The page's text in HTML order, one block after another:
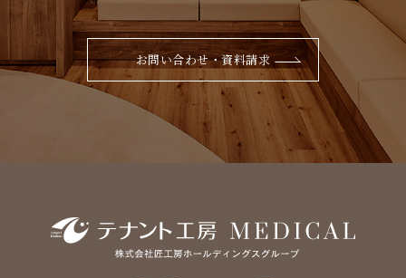
お問い合わせ・資料請求